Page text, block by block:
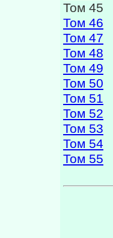
Том 45
Том 46
Том 47
Том 48
Том 49
Том 50
Том 51
Том 52
Том 53
Том 54
Том 55